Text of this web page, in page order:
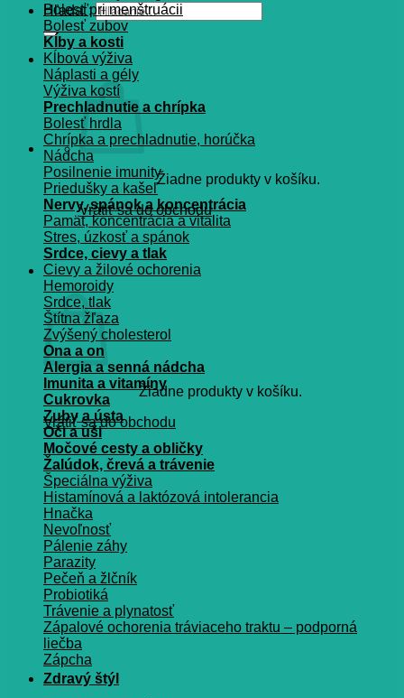
Hľadať:
Žiadne produkty v košíku.
Vrátiť sa do obchodu
Košík
Žiadne produkty v košíku.
Vrátiť sa do obchodu
Bolesť pri menštruácii
Bolesť zubov
Kĺby a kosti
Kĺbová výživa
Náplasti a gély
Výživa kostí
Prechladnutie a chrípka
Bolesť hrdla
Chrípka a prechladnutie, horúčka
Nádcha
Posilnenie imunity
Priedušky a kašeľ
Nervy, spánok a koncentrácia
Pamät, koncentrácia a vitalita
Stres, úzkosť a spánok
Srdce, cievy a tlak
Cievy a žilové ochorenia
Hemoroidy
Srdce, tlak
Štítna žľaza
Zvýšený cholesterol
Ona a on
Alergia a senná nádcha
Imunita a vitamíny
Cukrovka
Zuby a ústa
Oči a uši
Močové cesty a obličky
Žalúdok, črevá a trávenie
Špeciálna výživa
Histamínová a laktózová intolerancia
Hnačka
Nevoľnosť
Pálenie záhy
Parazity
Pečeň a žlčník
Probiotiká
Trávenie a plynatosť
Zápalové ochorenia tráviaceho traktu – podporná
liečba
Zápcha
Zdravý štýl